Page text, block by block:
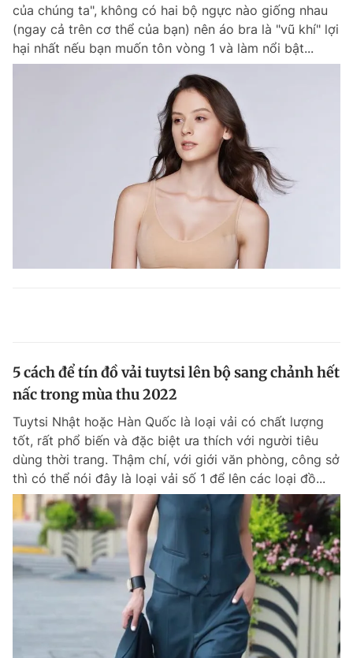
của chúng ta", không có hai bộ ngực nào giống nhau
(ngay cả trên cơ thể của bạn) nên áo bra là "vũ khí" lợi
hại nhất nếu bạn muốn tôn vòng 1 và làm nổi bật...
5 cách để tín đồ vải tuytsi lên bộ sang chảnh hết
nấc trong mùa thu 2022
Tuytsi Nhật hoặc Hàn Quốc là loại vải có chất lượng
tốt, rất phổ biến và đặc biệt ưa thích với người tiêu
dùng thời trang. Thậm chí, với giới văn phòng, công sở
thì có thể nói đây là loại vải số 1 để lên các loại đồ...